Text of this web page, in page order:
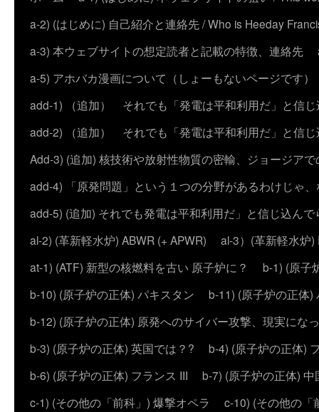
a-2) (はじめに) 自己紹介と連絡先 / Who is Heeday
a-3) 本ウェブサイトの想定読者と記載の特徴、連絡先
a-5) アホバカ漫画について（しょーもないページです）
add-1) （追加） それでも「発電は平和利用だ」と信
add-2) （追加） それでも「発電は平和利用だ」と信
Add-3) (追加) 核技術や放射性物質の密輸、ジョージアで
add-4) 「原発問題」という１つの分野があるわけじゃ
add-5) (追加) それでも発電は平和利用だ」と信じ込ん
al-2) (革新軽水炉) ABWR (+ APWR)
al-3）(革新軽水炉)
at-1) (ATF) 新型の核燃料を古い 原子炉に？
b-1) (原子
b-10) (原子炉の正体) パキスタン
b-11) (原子炉の正体)
b-12) (原子炉の正体) 原発へのサイバー攻撃、現実にな
b-3) (原子炉の正体) 英国では？?
b-4) (原子炉の正体)
b-6) (原子炉の正体) フランス III
b-7) (原子炉の正体) 中
c-1) (その他の「前科」) 爆撃オペラ
c-10) (その他の「